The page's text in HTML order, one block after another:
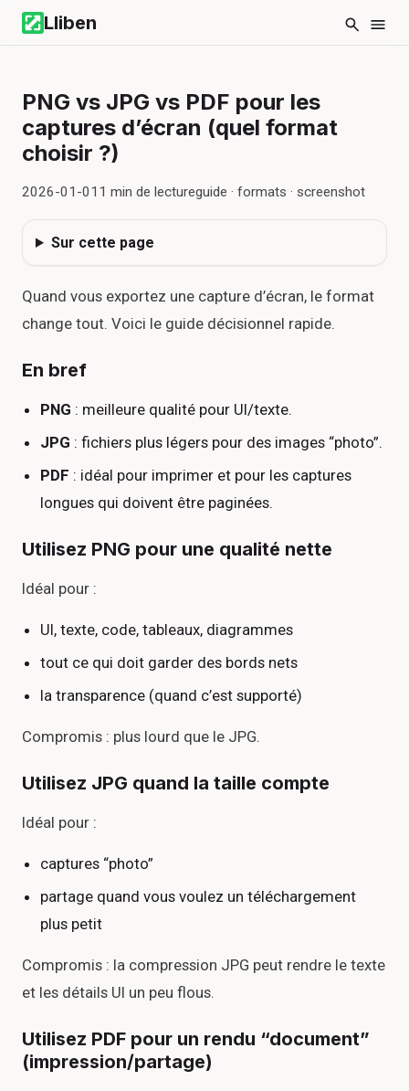
Lliben
PNG vs JPG vs PDF pour les
captures d’écran (quel format
choisir ?)
2026-01-01 1 min de lectureguide · formats · screenshot
Sur cette page
Quand vous exportez une capture d’écran, le format
change tout. Voici le guide décisionnel rapide.
En bref
PNG : meilleure qualité pour UI/texte.
JPG : fichiers plus légers pour des images “photo”.
PDF : idéal pour imprimer et pour les captures
longues qui doivent être paginées.
Utilisez PNG pour une qualité nette
Idéal pour :
UI, texte, code, tableaux, diagrammes
tout ce qui doit garder des bords nets
la transparence (quand c’est supporté)
Compromis : plus lourd que le JPG.
Utilisez JPG quand la taille compte
Idéal pour :
captures “photo”
partage quand vous voulez un téléchargement
plus petit
Compromis : la compression JPG peut rendre le texte
et les détails UI un peu flous.
Utilisez PDF pour un rendu “document”
(impression/partage)